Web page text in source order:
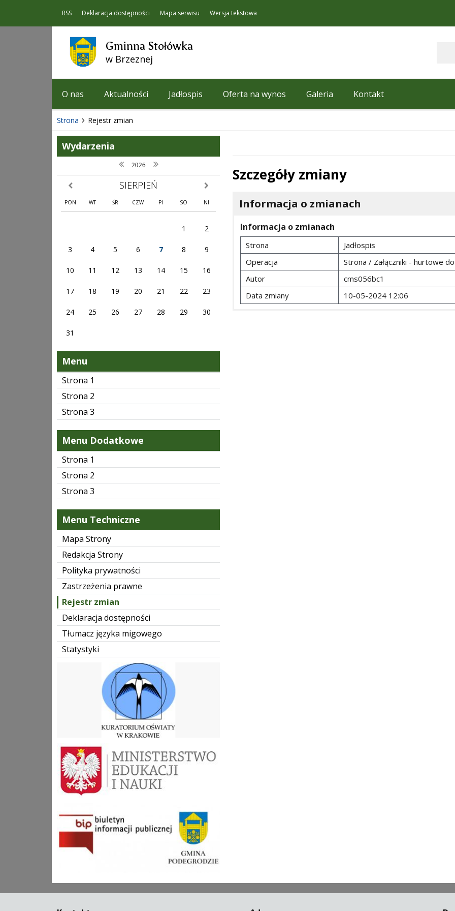
RSS Deklaracja dostępności Mapa serwisu Wersja tekstowa
Gminna Stołówka
w Brzeznej
O nas Aktualności Jadłospis Oferta na wynos Galeria Kontakt
Strona Rejestr zmian
Wydarzenia
poprzedni rok
2026 następny rok
poprzedni miesiąc SIERPIEŃ następny miesiąc
PON WT ŚR CZW PI SO NI
1 2
3 4 5 6 7 8 9
10 11 12 13 14 15 16
17 18 19 20 21 22 23
24 25 26 27 28 29 30
31
Menu
Strona 1
Strona 2
Strona 3
Menu Dodatkowe
Strona 1
Strona 2
Strona 3
Menu Techniczne
Mapa Strony
Redakcja Strony
Polityka prywatności
Zastrzeżenia prawne
Rejestr zmian
Deklaracja dostępności
Tłumacz języka migowego
Statystyki
Szczegóły zmiany
Informacja o zmianach
Informacja o zmianach
Strona
Jadłospis
Operacja
Strona / Załączniki - hurtowe
Autor
cms056bc1
Data zmiany
10-05-2024 12:06